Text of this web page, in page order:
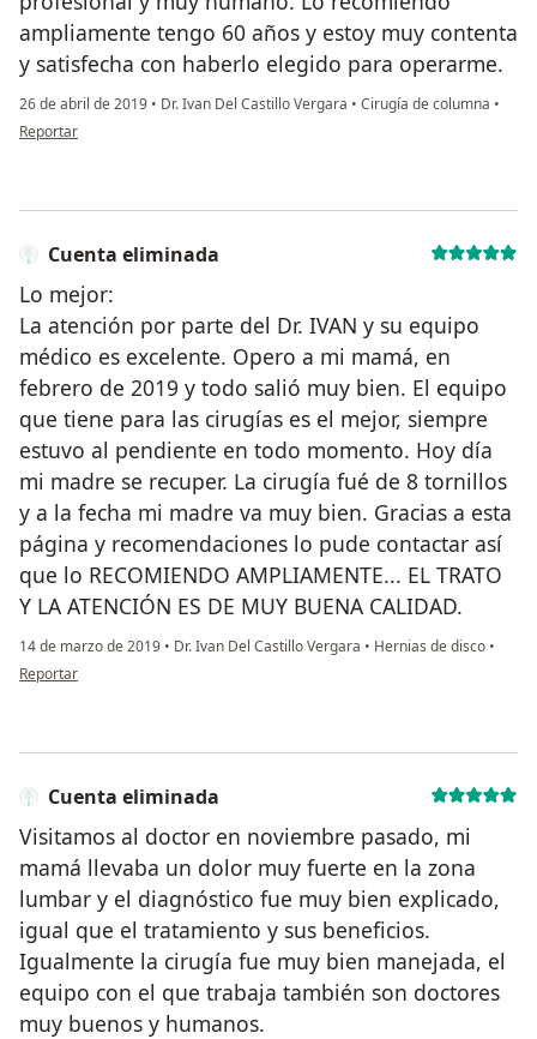
ampliamente tengo 60 años y estoy muy contenta
y satisfecha con haberlo elegido para operarme.
26 de abril de 2019 • Dr. Ivan Del Castillo Vergara • Cirugía de columna •
en opinión del usuario Cuenta eliminada
Reportar
Cuenta eliminada
Lo mejor:
La atención por parte del Dr. IVAN y su equipo
médico es excelente. Opero a mi mamá, en
febrero de 2019 y todo salió muy bien. El equipo
que tiene para las cirugías es el mejor, siempre
estuvo al pendiente en todo momento. Hoy día
mi madre se recuper. La cirugía fué de 8 tornillos
y a la fecha mi madre va muy bien. Gracias a esta
página y recomendaciones lo pude contactar así
que lo RECOMIENDO AMPLIAMENTE... EL TRATO
Y LA ATENCIÓN ES DE MUY BUENA CALIDAD.
14 de marzo de 2019 • Dr. Ivan Del Castillo Vergara • Hernias de disco •
en opinión del usuario Cuenta eliminada
Reportar
Cuenta eliminada
Visitamos al doctor en noviembre pasado, mi
mamá llevaba un dolor muy fuerte en la zona
lumbar y el diagnóstico fue muy bien explicado,
igual que el tratamiento y sus beneficios.
Igualmente la cirugía fue muy bien manejada, el
equipo con el que trabaja también son doctores
muy buenos y humanos.